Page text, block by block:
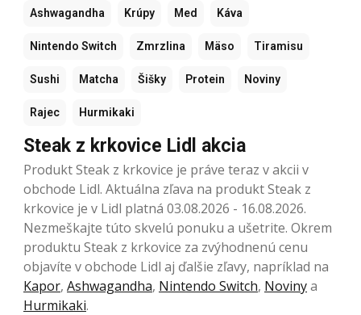
Ashwagandha Krúpy Med Káva
Nintendo Switch Zmrzlina Mäso Tiramisu
Sushi Matcha Šišky Protein Noviny
Rajec Hurmikaki
Steak z krkovice Lidl akcia
Produkt Steak z krkovice je práve teraz v akcii v
obchode Lidl. Aktuálna zľava na produkt Steak z
krkovice je v Lidl platná 03.08.2026 - 16.08.2026.
Nezmeškajte túto skvelú ponuku a ušetrite. Okrem
produktu Steak z krkovice za zvýhodnenú cenu
objavíte v obchode Lidl aj ďalšie zľavy, napríklad na
Kapor, Ashwagandha, Nintendo Switch, Novinya
Hurmikaki.